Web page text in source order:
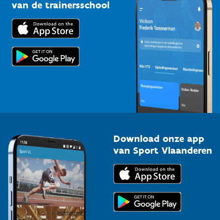
Trainers en begeleiders
Topsporters
Downloads
Voor de pers
van de trainersschool
Download onze app
van Sport Vlaanderen